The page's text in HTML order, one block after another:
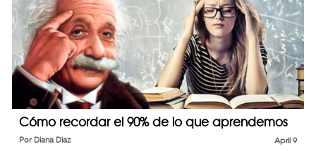
Cómo recordar el 90% de lo que aprendemos
April 9
Por Diana Diaz